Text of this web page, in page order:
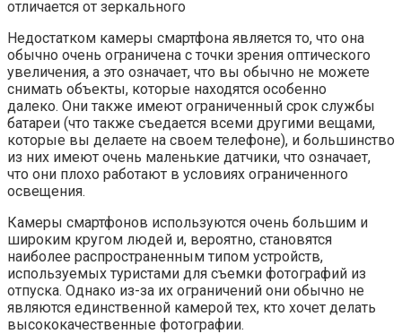
Недостатком камеры смартфона является то, что она
обычно очень ограничена с точки зрения оптического
увеличения, а это означает, что вы обычно не можете
снимать объекты, которые находятся особенно
далеко. Они также имеют ограниченный срок службы
батареи (что также съедается всеми другими вещами,
которые вы делаете на своем телефоне), и большинство
из них имеют очень маленькие датчики, что означает,
что они плохо работают в условиях ограниченного
освещения.
Камеры смартфонов используются очень большим и
широким кругом людей и, вероятно, становятся
наиболее распространенным типом устройств,
используемых туристами для съемки фотографий из
отпуска. Однако из-за их ограничений они обычно не
являются единственной камерой тех, кто хочет делать
высококачественные фотографии.